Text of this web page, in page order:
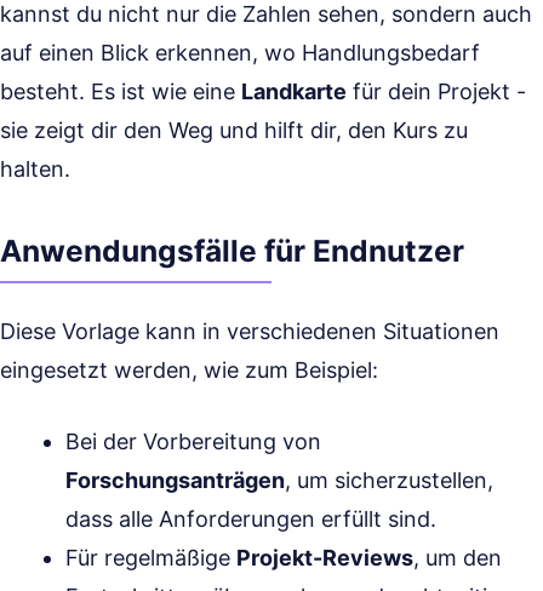
kannst du nicht nur die Zahlen sehen, sondern auch
auf einen Blick erkennen, wo Handlungsbedarf
besteht. Es ist wie eine Landkarte für dein Projekt -
sie zeigt dir den Weg und hilft dir, den Kurs zu
halten.
Anwendungsfälle für Endnutzer
Diese Vorlage kann in verschiedenen Situationen
eingesetzt werden, wie zum Beispiel:
Bei der Vorbereitung von
Forschungsanträgen, um sicherzustellen,
dass alle Anforderungen erfüllt sind.
Für regelmäßige Projekt-Reviews, um den